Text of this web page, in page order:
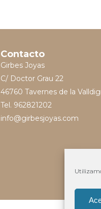
Contacto
Girbes Joyas
C/ Doctor Grau 22
46760 Tavernes de la
Tel. 962821202
info@girbesjoyas.com